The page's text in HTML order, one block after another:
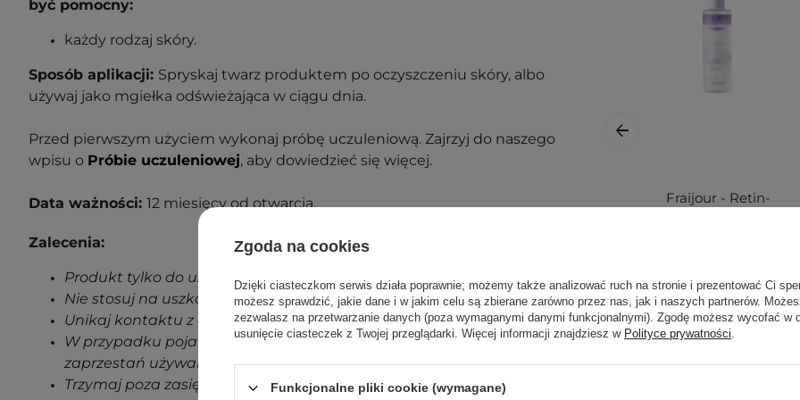
być pomocny:
każdy rodzaj skóry.
Sposób aplikacji: Spryskaj twarz produktem po oczyszczeniu skóry, albo
używaj jako mgiełka odświeżająca w ciągu dnia.
Przed pierwszym użyciem wykonaj próbę uczuleniową. Zajrzyj do naszego
wpisu o Próbie uczuleniowej, aby dowiedzieć się więcej.
Data ważności: 12 miesięcy od otwarcia.
Zalecenia:
Produkt tylko do użytku zewnętrznego.
Nie stosuj na uszkodzoną skórę.
Unikaj kontaktu z oczami.
W przypadku pojawienia się jakichkolwiek oznak podrażnienia,
zaprzestań używania produktu.
Trzymaj poza zasięgiem dzieci.
Fraijour - Retin-
Mgiełka z
Retinalem i
Kolagenem -
200ml
Zgoda na cookies
Dzięki ciasteczkom serwis działa poprawnie; możemy także analizować ruch na stronie i prezentować Ci
możesz sprawdzić, jakie dane i w jakim celu są zbierane zarówno przez nas, jak i naszych partnerów.
zezwalasz na przetwarzanie danych (poza wymaganymi danymi funkcjonalnymi). Zgodę możesz wycofać w
usunięcie ciasteczek z Twojej przeglądarki. Więcej informacji znajdziesz w Polityce prywatności.
Funkcjonalne pliki cookie (wymagane)